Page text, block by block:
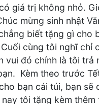
giá trị không nhỏ.
mừng sinh nhật
biết tặng gì cho
cùng tôi nghĩ chỉ
vui đó chính là tôi trả
Kèm theo trước
bạn cái túi, bạn sẽ
tôi tặng kèm thêm